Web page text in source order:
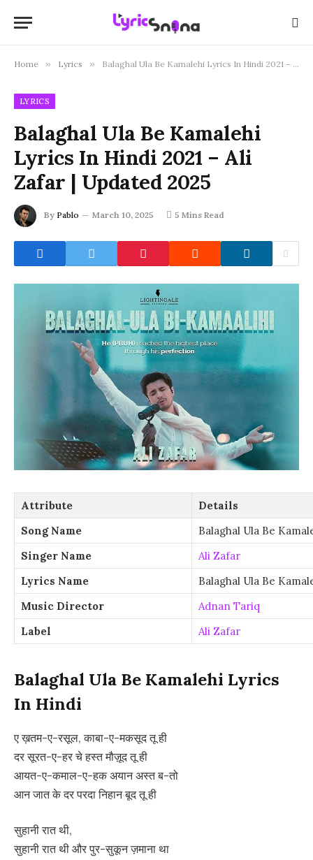
Home » Lyrics » Balaghal Ula Be Kamalehi Lyrics In Hindi 2021 – Ali Zafar | Updated 2025
LYRICS
Balaghal Ula Be Kamalehi
Lyrics In Hindi 2021 – Ali
Zafar | Updated 2025
By Pablo March 10, 2025 5 Mins Read
Attribute
Details
Song Name
Balaghal Ula Be
Singer Name
Ali Zafar
Lyrics Name
Balaghal Ula Be
Music Director
Adnan Tariq
Label
Ali Zafar
Balaghal Ula Be Kamalehi Lyrics
In Hindi
ए ख़तम-ए-रसूल, काबा-ए-मकसूद तू ही
दर सूरत-ए-हर चे हस्त मौज़ूद तू ही
आयत-ए-कमाल-ए-हक अयान अस्त ब-तो
आन जात के दर परदा निहान बूद तू ही
सुहानी रात थी,
सुहानी रात थी और पुर-सुकून ज़माना था